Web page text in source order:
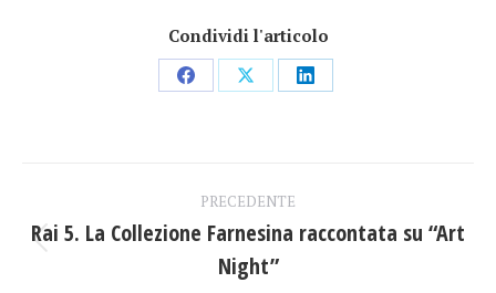
Condividi l'articolo
CondividiCondividiCondividi
tra
PRECEDENTE
Post
precedente:
Rai 5. La Collezione Farnesina raccontata su “Art
Night”